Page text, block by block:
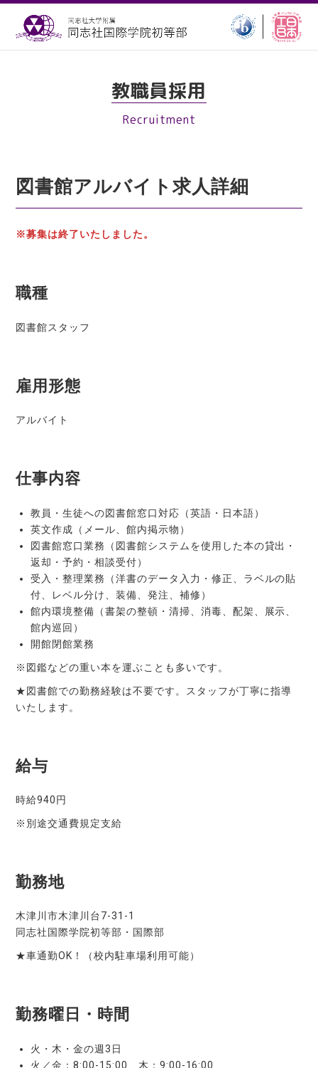
教職員採用
Recruitment
図書館アルバイト求人詳細
※募集は終了いたしました。
職種
図書館スタッフ
雇用形態
アルバイト
仕事内容
教員・生徒への図書館窓口対応（英語・日本語）
英文作成（メール、館内掲示物）
図書館窓口業務（図書館システムを使用した本の貸出・
返却・予約・相談受付）
受入・整理業務（洋書のデータ入力・修正、ラベルの貼
付、レベル分け、装備、発注、補修）
館内環境整備（書架の整頓・清掃、消毒、配架、展示、
館内巡回）
開館閉館業務
※図鑑などの重い本を運ぶことも多いです。
★図書館での勤務経験は不要です。スタッフが丁寧に指導
いたします。
給与
時給940円
※別途交通費規定支給
勤務地
木津川市木津川台7-31-1
同志社国際学院初等部・国際部
★車通勤OK！（校内駐車場利用可能）
勤務曜日・時間
火・木・金の週3日
火／金：8:00-15:00、木：9:00-16:00